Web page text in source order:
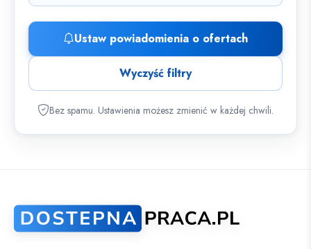
Ustaw powiadomienia o ofertach
Wyczyść filtry
Bez spamu. Ustawienia możesz zmienić w każdej chwili.